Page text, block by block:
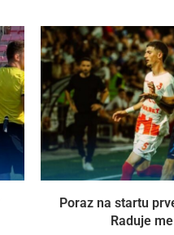
Poraz na startu
Raduje